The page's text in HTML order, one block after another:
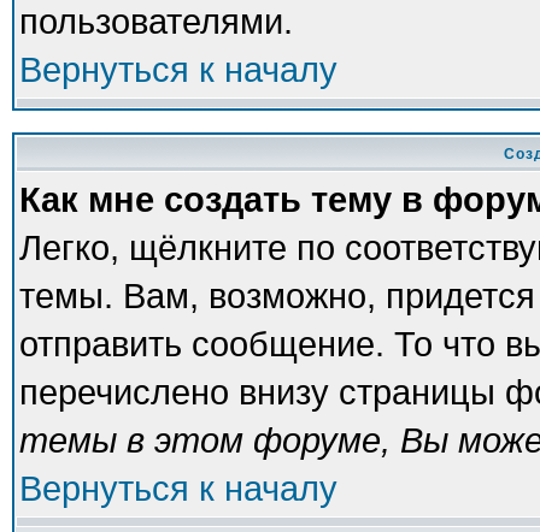
пользователями.
Вернуться к началу
Как мне создать тему в
Легко, щёлкните по
темы. Вам, возможно, придется
отправить сообщение. То что
перечислено внизу страницы
темы в этом форуме, Вы
Вернуться к началу